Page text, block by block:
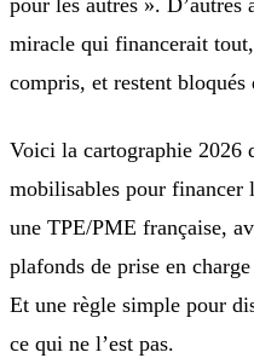
pour les autres ». D’autres
miracle qui financerait
compris, et restent bloqués
Voici la cartographie 2026
mobilisables pour financer
une TPE/PME française,
plafonds de prise en
Et une règle simple pour
ce qui ne l’est pas.